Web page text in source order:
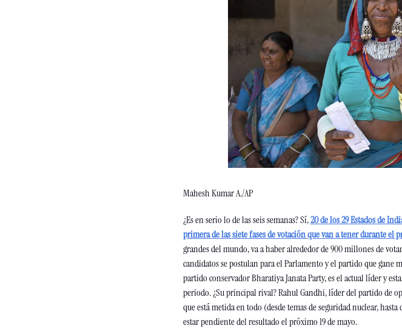
Mahesh Kumar A./AP
¿Es en serio lo de las seis semanas? Sí, 20 de los 29 Estados de
primera de las siete fases de votación que van a tener durante el
grandes del mundo, va a haber alrededor de 900 millones de
candidatos se postulan para el Parlamento y el partido que
partido conservador Bharatiya Janata Party, es el actual líder y
periodo. ¿Su principal rival? Rahul Gandhi, líder del partido de
que está metida en todo (desde temas de seguridad nuclear,
estar pendiente del resultado el próximo 19 de mayo.